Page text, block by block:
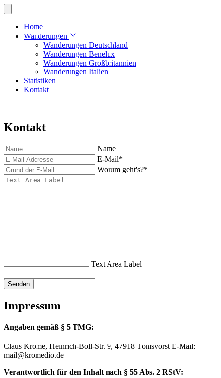
Home
Wanderungen
Wanderungen Deutschland
Wanderungen Benelux
Wanderungen Großbritannien
Wanderungen Italien
Statistiken
Kontakt
Kontakt
Name
E-Mail*
Worum geht's?*
Text Area Label
Senden
Impressum
Angaben gemäß § 5 TMG:
Claus Krome, Heinrich-Böll-Str. 9, 47918 Tönisvorst E-Mail:
mail@kromedio.de
Verantwortlich für den Inhalt nach § 55 Abs. 2 RStV: